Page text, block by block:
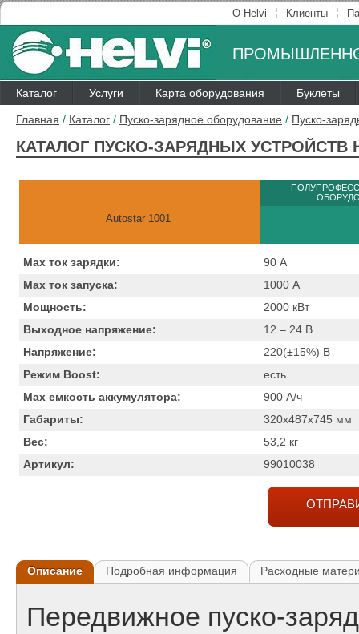
О Helvi ¦ Клиенты ¦
Каталог Услуги Карта оборудования Буклеты
Главная / Каталог / Пуско-зарядное оборудование / Пуско-
КАТАЛОГ ПУСКО-ЗАРЯДНЫХ УСТРОЙСТВ
Autostar 1001
Max ток зарядки: 90 А
Max ток запуска:
1000 А
Мощность:
2000 кВт
Выходное напряжение:
12 – 24 B
Напряжение:
220(±15%) B
Режим Boost:
есть
Max емкость аккумулятора:
900 А/ч
Габариты:
320x487x745 мм
Вес:
53,2 кг
Артикул:
99010038
Описание Подробная информация Расходные
Передвижное пуско-